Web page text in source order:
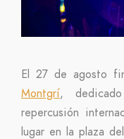
El 27 de agosto
Montgrí,
repercusión
lugar en la plaza